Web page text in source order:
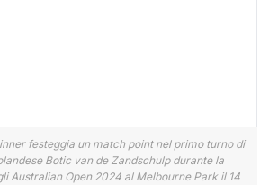
festeggia un match point nel primo turno di
Botic van de Zandschulp durante la
Australian Open 2024 al Melbourne Park il 14